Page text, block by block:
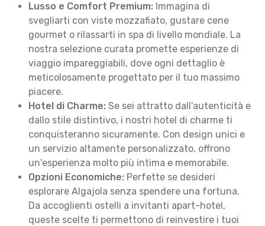
Lusso e Comfort Premium: Immagina di
svegliarti con viste mozzafiato, gustare cene
gourmet o rilassarti in spa di livello mondiale. La
nostra selezione curata promette esperienze di
viaggio impareggiabili, dove ogni dettaglio è
meticolosamente progettato per il tuo massimo
piacere.
Hotel di Charme: Se sei attratto dall'autenticità e
dallo stile distintivo, i nostri hotel di charme ti
conquisteranno sicuramente. Con design unici e
un servizio altamente personalizzato, offrono
un'esperienza molto più intima e memorabile.
Opzioni Economiche: Perfette se desideri
esplorare Algajola senza spendere una fortuna.
Da accoglienti ostelli a invitanti apart-hotel,
queste scelte ti permettono di reinvestire i tuoi